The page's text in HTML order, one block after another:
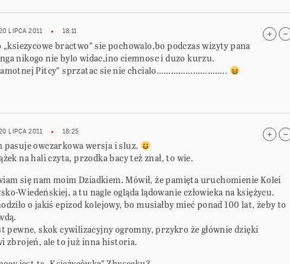
LIPCA 2011 18:11
„ksiezycowe bractwo” sie pochowalo,bo podczas wizyty pana
nikogo nie bylo widac,ino ciemnosc i duzo kurzu.
Pitcy” sprzatac sie nie chcialo………………………..
LIPCA 2011 18:25
pasuje owczarkowa wersja i sluz.
na hali czyta, przodka bacy też znał, to wie.
się nam moim Dziadkiem. Mówił, że pamięta uruchomienie Kolei
Wiedeńskiej, a tu nagle ogląda lądowanie człowieka na księżycu.
o jakiś epizod kolejowy, bo musiałby mieć ponad 100 lat, żeby to
pewne, skok cywilizacyjny ogromny, przykro że głównie dzięki
zbrojeń, ale to już inna historia.